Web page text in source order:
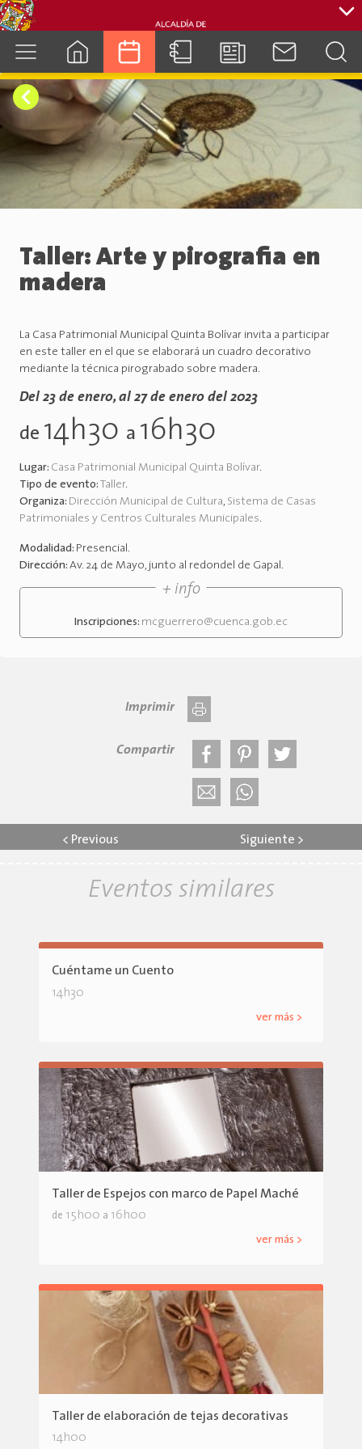
cuenca.gob.ec
Taller: Arte y pirografia en
madera
La Casa Patrimonial Municipal Quinta Bolívar invita a participar
en este taller en el que se elaborará un cuadro decorativo
mediante la técnica pirograbado sobre madera.
Del 23 de enero, al 27 de enero del 2023
de 14h30 a 16h30
Lugar: Casa Patrimonial Municipal Quinta Bolívar.
Tipo de evento: Taller.
Organiza: Dirección Municipal de Cultura, Sistema de Casas
Patrimoniales y Centros Culturales Municipales.
Modalidad: Presencial.
Dirección: Av. 24 de Mayo, junto al redondel de Gapal.
+ info
Inscripciones: mcguerrero@cuenca.gob.ec
Imprimir
Compartir
< Previous Siguiente >
Eventos similares
Cuéntame un Cuento
14h30
ver más >
Taller de Espejos con marco de Papel Maché
de 15h00 a 16h00
ver más >
Taller de elaboración de tejas decorativas
14h00